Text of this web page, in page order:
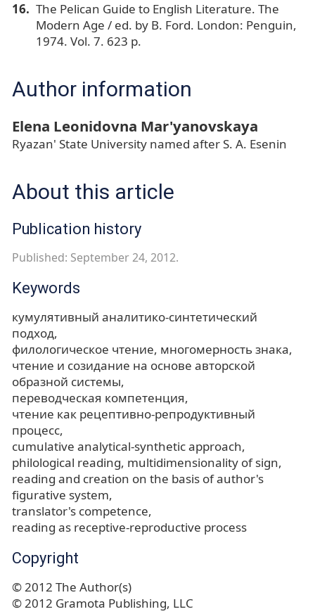
The Pelican Guide to English Literature. The
Modern Age / ed. by B. Ford. London: Penguin,
1974. Vol. 7. 623 p.
Author information
Elena Leonidovna Mar'yanovskaya
Ryazan' State University named after S. A. Esenin
About this article
Publication history
Published: September 24, 2012.
Keywords
кумулятивный аналитико-синтетический
подход
филологическое чтение многомерность знака
чтение и созидание на основе авторской
образной системы
переводческая компетенция
чтение как рецептивно-репродуктивный
процесс
cumulative analytical-synthetic approach
philological reading multidimensionality of sign
reading and creation on the basis of author's
figurative system
translator's competence
reading as receptive-reproductive process
Copyright
© 2012 The Author(s)
© 2012 Gramota Publishing, LLC